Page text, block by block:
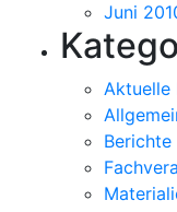
Juni
Aktuelle
Berichte